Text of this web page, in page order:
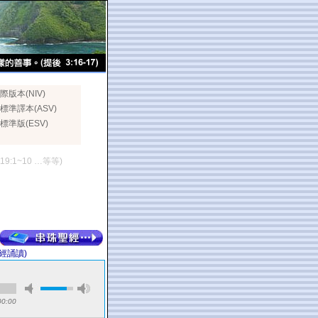
版本(NIV)
準譯本(ASV)
準版(ESV)
…等等)
誦讀)